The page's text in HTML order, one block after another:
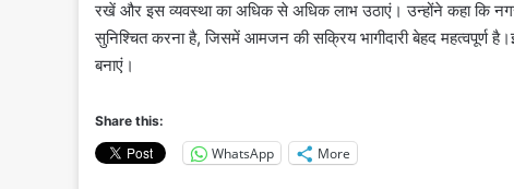
रखें और इस व्यवस्था का अधिक से अधिक लाभ उठाएं। उन्होंने कहा कि नगर
सुनिश्चित करना है, जिसमें आमजन की सक्रिय भागीदारी बेहद
बनाएं।
Share this:
WhatsApp More